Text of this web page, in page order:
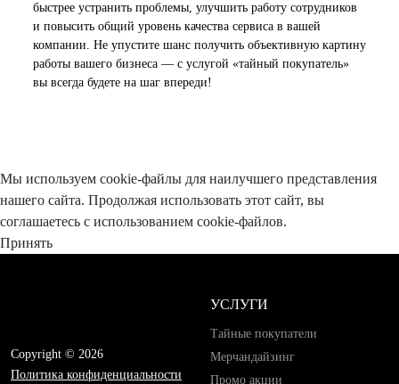
быстрее устранить проблемы, улучшить работу сотрудников
и повысить общий уровень качества сервиса в вашей
компании. Не упустите шанс получить объективную картину
работы вашего бизнеса — с услугой «тайный покупатель»
вы всегда будете на шаг впереди!
Мы используем cookie-файлы для наилучшего представления
нашего сайта. Продолжая использовать этот сайт, вы
соглашаетесь с использованием cookie-файлов.
Принять
Copyright © 2026
Политика конфиденциальности
УСЛУГИ
Тайные покупатели
Мерчандайзинг
Промо акции